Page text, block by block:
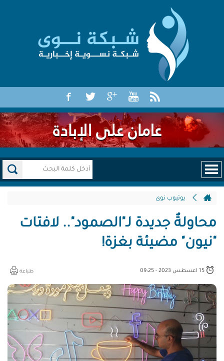
يوتيوب نوى
محاولةٌ جديدة لـ"الصمود".. لافتات
"نيون" مضيئة بغزة!
طباعة